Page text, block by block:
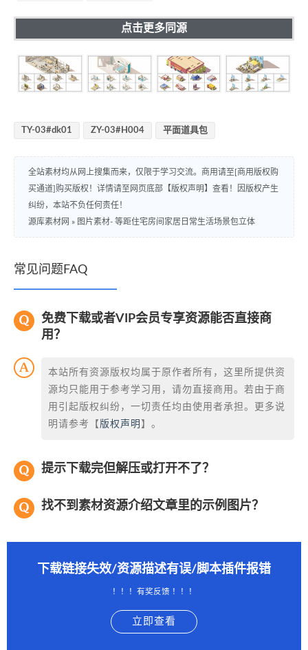
点击更多同源
TY-03#dk01 ZY-03#H004 平面道具包
全站素材均从网上搜集而来，仅限于学习交流。商用请至[商用版权购
买通道]购买版权！详情请至网页底部【版权声明】查看！因版权产生
纠纷，本站不负任何责任！
源库素材网 » 图片素材- 等距住宅房间家居日常生活场景包立体
常见问题FAQ
免费下载或者VIP会员专享资源能否直接商
用？
本站所有资源版权均属于原作者所有，这里所提供资
源均只能用于参考学习用，请勿直接商用。若由于商
用引起版权纠纷，一切责任均由使用者承担。更多说
明请参考【 版权声明 】。
提示下载完但解压或打开不了？
找不到素材资源介绍文章里的示例图片？
下载链接失效/资源描述有误/脚本插件报错
！！！有奖反馈 ！！！
立即查看